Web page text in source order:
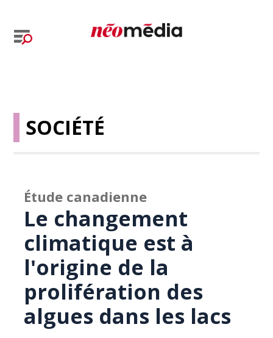
SOCIÉTÉ
Étude canadienne
Le changement
climatique est à
l'origine de la
prolifération des
algues dans les lacs